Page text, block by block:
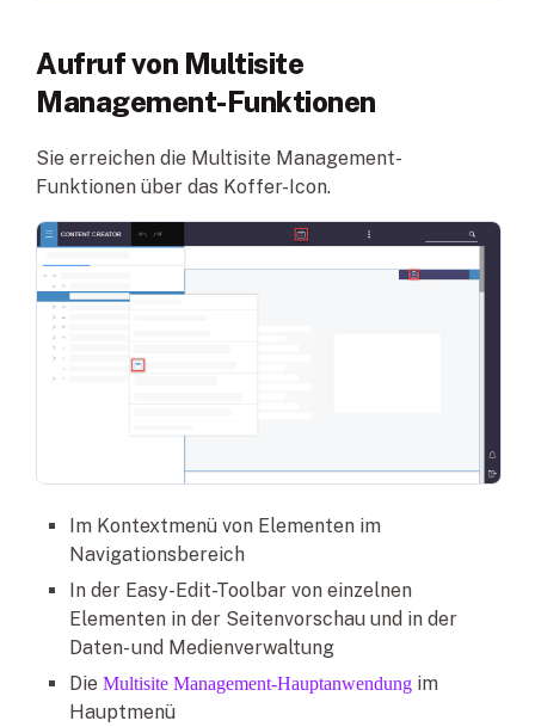
Aufruf von Multisite
Management-Funktionen
Sie erreichen die Multisite Management-
Funktionen über das Koffer-Icon.
Im Kontextmenü von Elementen im
Navigationsbereich
In der Easy-Edit-Toolbar von einzelnen
Elementen in der Seitenvorschau und in der
Daten- und Medienverwaltung
Die Multisite Management-Hauptanwendung im
Hauptmenü